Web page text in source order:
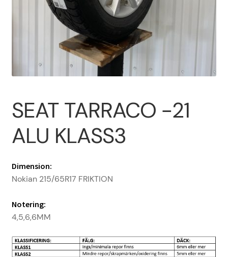
PROFIL
SEAT TARRACO -21
ALU KLASS3
Dimension:
Nokian 215/65R17 FRIKTION
Notering:
4,5,6,6MM